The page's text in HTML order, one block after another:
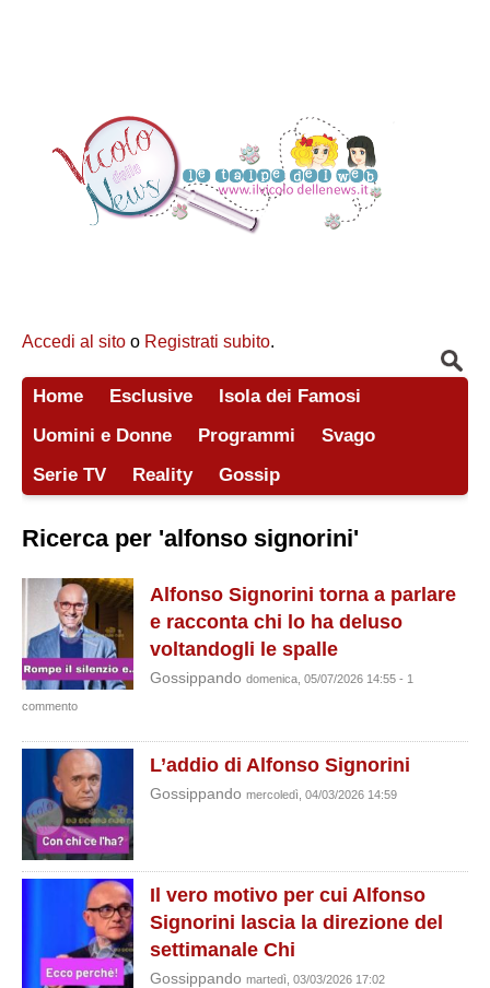
Accedi al sito o Registrati subito.
Home Esclusive
Isola dei Famosi
Uomini e Donne
Programmi
Svago
Serie TV
Reality Gossip
Ricerca per 'alfonso signorini'
Alfonso Signorini torna a parlare
e racconta chi lo ha deluso
voltandogli le spalle
Gossippando domenica, 05/07/2026 14:55 - 1
commento
L’addio di Alfonso Signorini
Gossippando mercoledì, 04/03/2026 14:59
Il vero motivo per cui Alfonso
Signorini lascia la direzione del
settimanale Chi
Gossippando martedì, 03/03/2026 17:02